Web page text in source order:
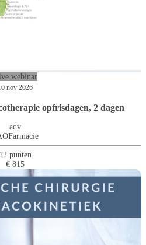
webinar
nov 2026
opfrisdagen, 2 dagen
adv
12 punten
€ 815